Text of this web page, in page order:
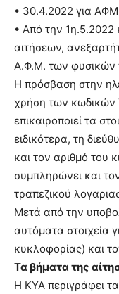
• 30.4.2022 για
• Από την 1η.5.2022
αιτήσεων,
Α.Φ.Μ. των
Η πρόσβαση στην
χρήση των κωδικών
επικαιροποιεί τα
ειδικότερα, τη
και τον αριθμό του
συμπληρώνει και
τραπεζικού
Μετά από την
αυτόματα στοιχεία
κυκλοφορίας) και
Τα βήματα της
Η ΚΥΑ περιγράφει